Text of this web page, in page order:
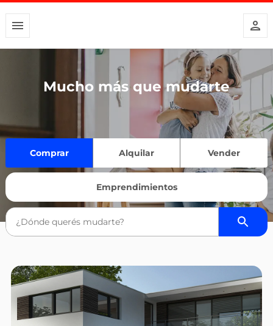
Mucho más que mudarte
Comprar Alquilar Vender
Emprendimientos